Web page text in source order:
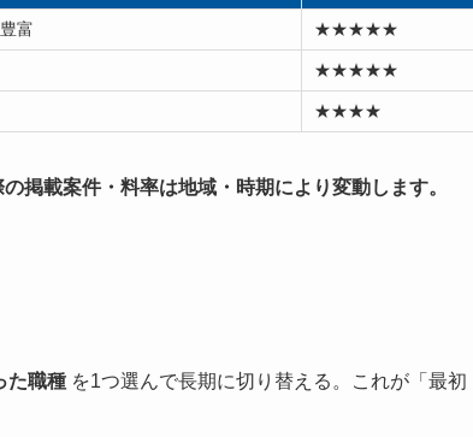
富 ★★★★★
★★★★★
★★★★
の掲載案件・料率は地域・時期により変動します。
た職種 を1つ選んで長期に切り替える。これが「最初